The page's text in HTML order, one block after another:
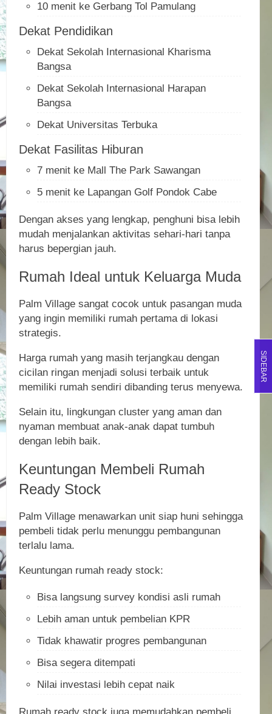
10 menit ke Gerbang Tol Pamulang
Dekat Pendidikan
Dekat Sekolah Internasional Kharisma
Bangsa
Dekat Sekolah Internasional Harapan
Bangsa
Dekat Universitas Terbuka
Dekat Fasilitas Hiburan
7 menit ke Mall The Park Sawangan
5 menit ke Lapangan Golf Pondok Cabe
Dengan akses yang lengkap, penghuni bisa lebih
mudah menjalankan aktivitas sehari-hari tanpa
harus bepergian jauh.
Rumah Ideal untuk Keluarga Muda
Palm Village sangat cocok untuk pasangan muda
yang ingin memiliki rumah pertama di lokasi
strategis.
Harga rumah yang masih terjangkau dengan
cicilan ringan menjadi solusi terbaik untuk
memiliki rumah sendiri dibanding terus menyewa.
Selain itu, lingkungan cluster yang aman dan
nyaman membuat anak-anak dapat tumbuh
dengan lebih baik.
Keuntungan Membeli Rumah
Ready Stock
Palm Village menawarkan unit siap huni sehingga
pembeli tidak perlu menunggu pembangunan
terlalu lama.
Keuntungan rumah ready stock:
Bisa langsung survey kondisi asli rumah
Lebih aman untuk pembelian KPR
Tidak khawatir progres pembangunan
Bisa segera ditempati
Nilai investasi lebih cepat naik
SIDEBAR